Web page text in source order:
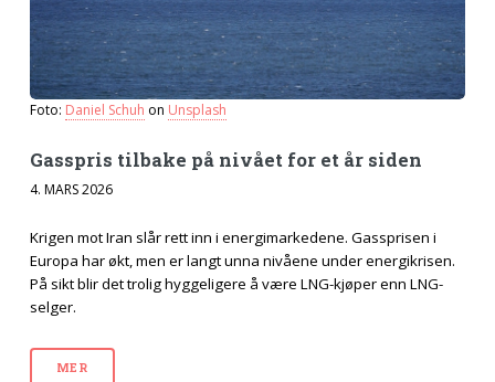
Foto: Daniel Schuh on Unsplash
Gasspris tilbake på nivået for et år siden
4. MARS 2026
Krigen mot Iran slår rett inn i energimarkedene. Gassprisen i
Europa har økt, men er langt unna nivåene under energikrisen.
På sikt blir det trolig hyggeligere å være LNG-kjøper enn LNG-
selger.
MER